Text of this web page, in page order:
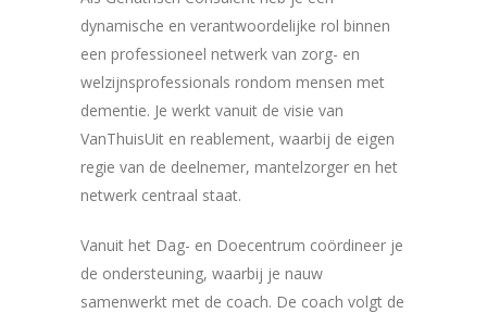
dynamische en verantwoordelijke rol binnen
een professioneel netwerk van zorg- en
welzijnsprofessionals rondom mensen met
dementie. Je werkt vanuit de visie van
VanThuisUit en reablement, waarbij de eigen
regie van de deelnemer, mantelzorger en het
netwerk centraal staat.
Vanuit het Dag- en Doecentrum coördineer je
de ondersteuning, waarbij je nauw
samenwerkt met de coach. De coach volgt de